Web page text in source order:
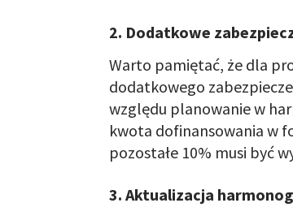
2. Dodatkowe
Warto pamiętać, że dla
dodatkowego
względu planowanie w
kwota dofinansowania w
pozostałe 10% musi być
3. Aktualizacja